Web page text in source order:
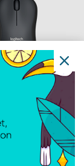
Silent -